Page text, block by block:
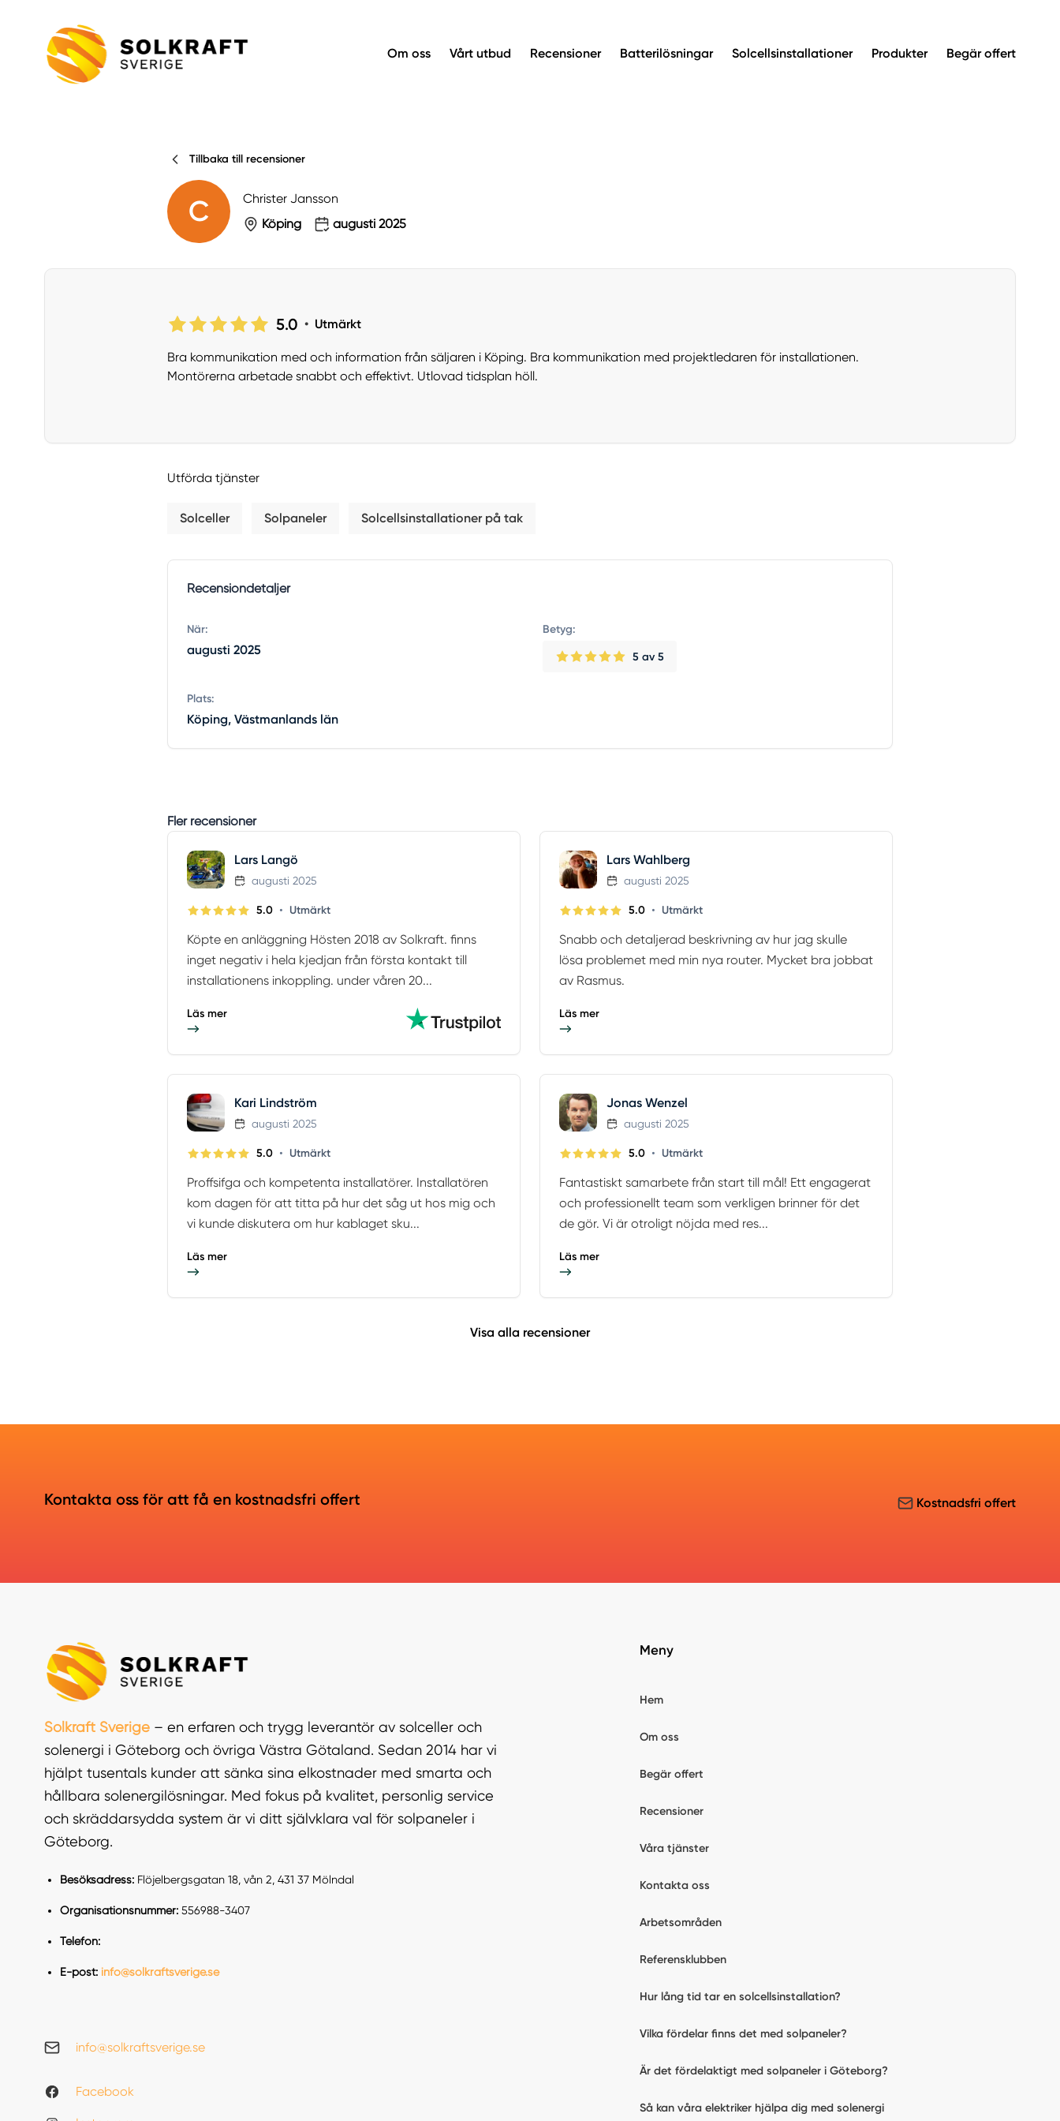
Om oss Vårt utbud Recensioner Batterilösningar Solcellsinstallationer Produkter Begär offert
Tillbaka till recensioner
C
Christer Jansson
Köping
augusti 2025
5.0 • Utmärkt
Bra kommunikation med och information från säljaren i Köping. Bra kommunikation med projektledaren för installationen.
Montörerna arbetade snabbt och effektivt. Utlovad tidsplan höll.
Utförda tjänster
Solceller Solpaneler Solcellsinstallationer på tak
Recensiondetaljer
När:
augusti 2025
Betyg:
5 av 5
Plats:
Köping, Västmanlands län
Fler recensioner
Lars Langö
augusti 2025
5.0 • Utmärkt
Köpte en anläggning Hösten 2018 av Solkraft. finns
inget negativ i hela kjedjan från första kontakt till
installationens inkoppling. under våren 20...
Läs mer
Lars Wahlberg
augusti 2025
5.0 • Utmärkt
Snabb och detaljerad beskrivning av hur jag skulle
lösa problemet med min nya router. Mycket bra jobbat
av Rasmus.
Läs mer
Kari Lindström
augusti 2025
5.0 • Utmärkt
Proffsifga och kompetenta installatörer. Installatören
kom dagen för att titta på hur det såg ut hos mig och
vi kunde diskutera om hur kablaget sku...
Läs mer
Jonas Wenzel
augusti 2025
5.0 • Utmärkt
Fantastiskt samarbete från start till mål! Ett engagerat
och professionellt team som verkligen brinner för det
de gör. Vi är otroligt nöjda med res...
Läs mer
Visa alla recensioner
Kontakta oss för att få en kostnadsfri offert Kostnadsfri offert
Solkraft Sverige – en erfaren och trygg leverantör av solceller och
solenergi i Göteborg och övriga Västra Götaland. Sedan 2014 har vi
hjälpt tusentals kunder att sänka sina elkostnader med smarta och
hållbara solenergilösningar. Med fokus på kvalitet, personlig service
och skräddarsydda system är vi ditt självklara val för solpaneler i
Göteborg.
Besöksadress: Flöjelbergsgatan 18, vån 2, 431 37 Mölndal
Organisationsnummer: 556988-3407
Telefon:
E-post: info@solkraftsverige.se
info@solkraftsverige.se
Facebook
Meny
Hem
Om oss
Begär offert
Recensioner
Våra tjänster
Kontakta oss
Arbetsområden
Referensklubben
Hur lång tid tar en solcellsinstallation?
Vilka fördelar finns det med solpaneler?
Är det fördelaktigt med solpaneler i Göteborg?
Så kan våra elektriker hjälpa dig med solenergi